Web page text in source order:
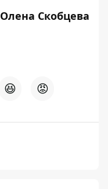
Олена Скобцева
😆 😡